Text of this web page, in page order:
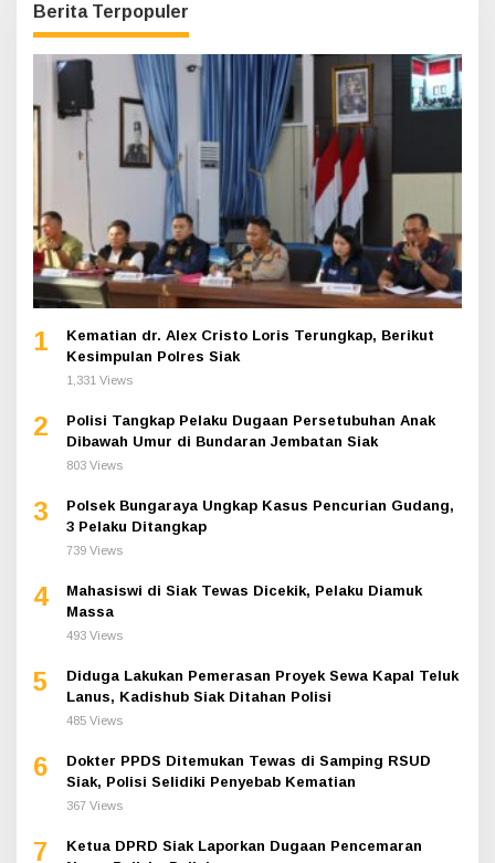
Berita Terpopuler
1
Kematian dr. Alex Cristo Loris Terungkap, Berikut
Kesimpulan Polres Siak
1,331 Views
2
Polisi Tangkap Pelaku Dugaan Persetubuhan Anak
Dibawah Umur di Bundaran Jembatan Siak
803 Views
3
Polsek Bungaraya Ungkap Kasus Pencurian Gudang,
3 Pelaku Ditangkap
739 Views
4
Mahasiswi di Siak Tewas Dicekik, Pelaku Diamuk
Massa
493 Views
5
Diduga Lakukan Pemerasan Proyek Sewa Kapal Teluk
Lanus, Kadishub Siak Ditahan Polisi
485 Views
6
Dokter PPDS Ditemukan Tewas di Samping RSUD
Siak, Polisi Selidiki Penyebab Kematian
367 Views
7
Ketua DPRD Siak Laporkan Dugaan Pencemaran